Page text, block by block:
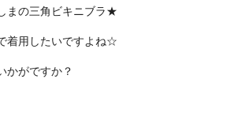
まの三角ビキニブラ★
着用したいですよね☆
かがですか？